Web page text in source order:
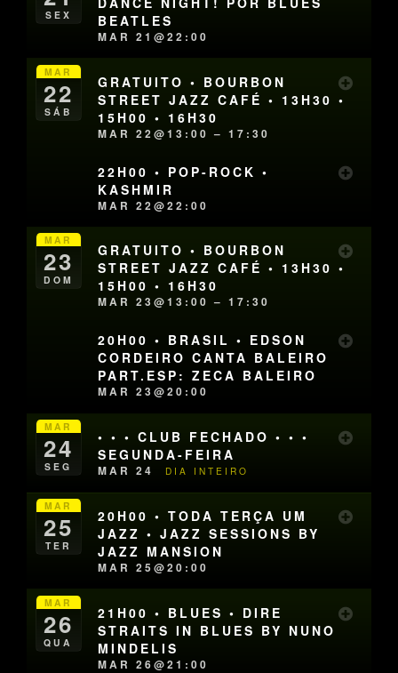
SEX
BEATLES
MAR 21@22:00
MAR
22
SÁB
GRATUITO • BOURBON
STREET JAZZ CAFÉ • 13H30 •
15H00 • 16H30
MAR 22@13:00 – 17:30
22H00 • POP-ROCK •
KASHMIR
MAR 22@22:00
MAR
23
DOM
GRATUITO • BOURBON
STREET JAZZ CAFÉ • 13H30 •
15H00 • 16H30
MAR 23@13:00 – 17:30
20H00 • BRASIL • EDSON
CORDEIRO CANTA BALEIRO
PART.ESP: ZECA BALEIRO
MAR 23@20:00
MAR
24
SEG
• • • CLUB FECHADO • • •
SEGUNDA-FEIRA
MAR 24 DIA INTEIRO
MAR
25
TER
20H00 • TODA TERÇA UM
JAZZ • JAZZ SESSIONS BY
JAZZ MANSION
MAR 25@20:00
MAR
26
QUA
21H00 • BLUES • DIRE
STRAITS IN BLUES BY NUNO
MINDELIS
MAR 26@21:00